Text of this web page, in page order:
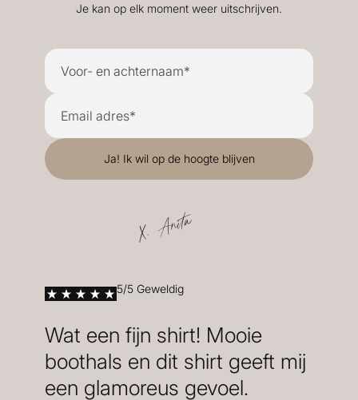
Je kan op elk moment weer uitschrijven.
X. Anita
5/5 Geweldig
Wat een fijn shirt! Mooie
boothals en dit shirt geeft mij
een glamoreus gevoel.